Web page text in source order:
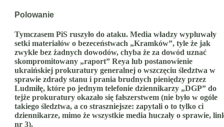
Polowanie
Tymczasem PiS ruszyło do ataku. Media władzy wypluwały
setki materiałów o bezeceństwach „Kramków”, tyle że jak
zwykle bez żadnych dowodów, chyba że za dowód uznać
skompromitowany „raport” Reya lub postanowienie
ukraińskiej prokuratury generalnej o wszczęciu śledztwa w
sprawie zdrady stanu i prania brudnych pieniędzy przez
Ludmiłę, które po jednym telefonie dziennikarzy „DGP” do
tejże prokuratury okazało się fałszerstwem (nie było w ogóle
takiego śledztwa, a co straszniejsze: zapytali o to tylko ci
dziennikarze, mimo że wszystkie media huczały o sprawie,
nr 3).